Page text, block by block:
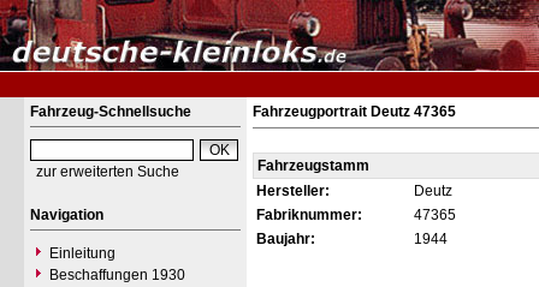
Fahrzeug-Schnellsuche
zur erweiterten Suche
Navigation
Einleitung
Beschaffungen 1930
Fahrzeugportrait Deutz 47365
Fahrzeugstamm
Hersteller:
Deutz
Fabriknummer:
47365
Baujahr:
1944